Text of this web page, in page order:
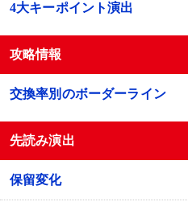
4大キーポイント演出
攻略情報
交換率別のボーダーライン
先読み演出
保留変化